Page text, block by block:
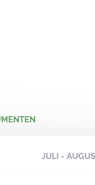
JULI -